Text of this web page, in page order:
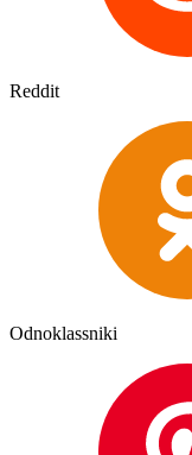
Reddit
Odnoklassniki